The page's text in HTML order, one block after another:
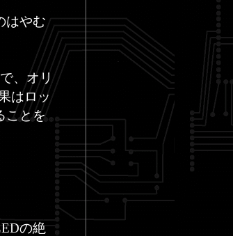
はやむ
、オリ
はロッ
ことを
の絶